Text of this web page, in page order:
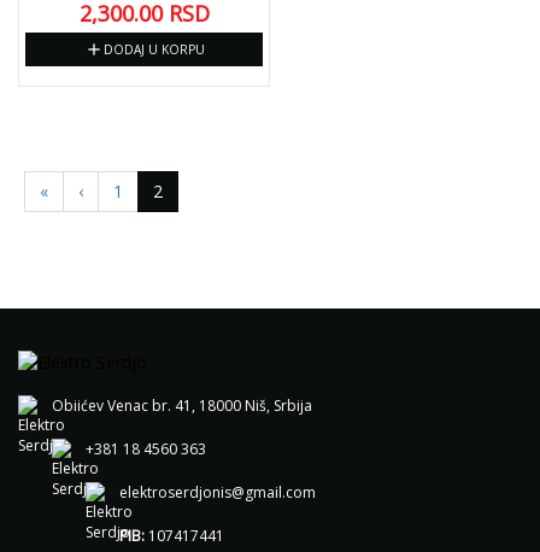
2,300.00 RSD
add DODAJ U KORPU
« ‹ 1 2
Obiićev Venac br. 41, 18000 Niš, Srbija
+381 18 4560 363
elektroserdjonis@gmail.com
PIB: 107417441